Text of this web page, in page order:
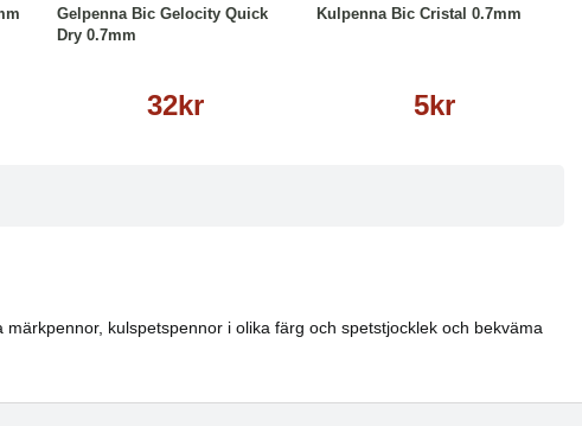
Gelpenna Bic Gelocity Quick
Dry 0.7mm
32kr
Kulpenna Bic Cristal 0.7mm
5kr
kulspetspennor i olika färg och spetstjocklek och bekväma